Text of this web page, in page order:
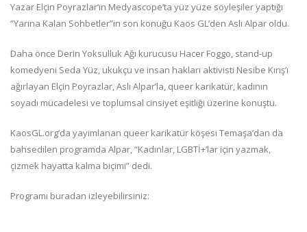
Yazar Elçin Poyrazlar‘ın Medyascope’ta yüz yüze söyleşiler yaptığı
“Yarına Kalan Sohbetler”in son konuğu Kaos GL’den Aslı Alpar oldu.
Daha önce Derin Yoksulluk Ağı kurucusu Hacer Foggo, stand-up
komedyeni Seda Yüz, ukukçu ve insan hakları aktivisti Nesibe Kırış’ı
ağırlayan Elçin Poyrazlar, Aslı Alpar’la, queer karikatür, kadının
soyadı mücadelesi ve toplumsal cinsiyet eşitliği üzerine konuştu.
KaosGL.org’da yayımlanan queer karikatür köşesi Temaşa’dan da
bahsedilen programda Alpar, “Kadınlar, LGBTİ+’lar için yazmak,
çizmek hayatta kalma biçimi” dedi.
Programı buradan izleyebilirsiniz: